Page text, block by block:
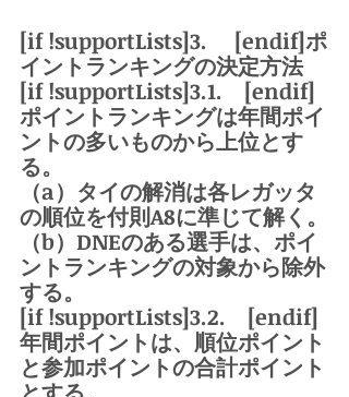
[if !supportLists]3.     [endif]ポ
イントランキングの決定方法
[if !supportLists]3.1.    [endif]
ポイントランキングは年間ポイ
ントの多いものから上位とす
る。
（a）タイの解消は各レガッタ
の順位を付則A8に準じて解く。
（b）DNEのある選手は、ポイ
ントランキングの対象から除外
する。
[if !supportLists]3.2.    [endif]
年間ポイントは、順位ポイント
と参加ポイントの合計ポイント